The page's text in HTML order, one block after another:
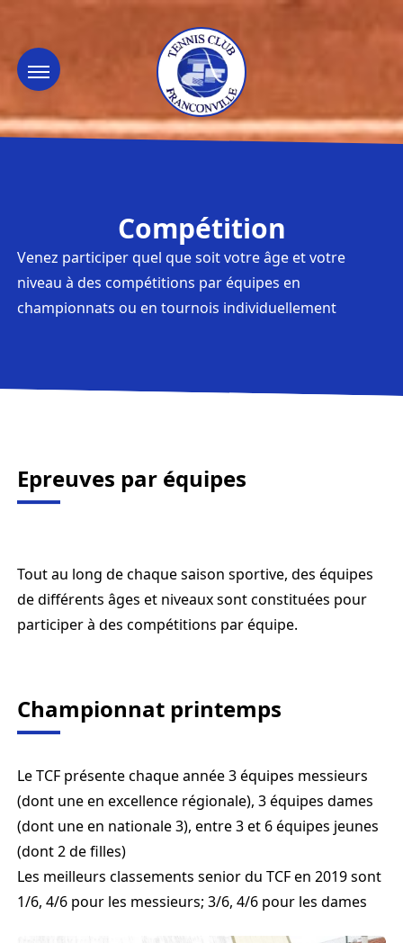
Compétition
Venez participer quel que soit votre âge et votre
niveau à des compétitions par équipes en
championnats ou en tournois individuellement
Epreuves par équipes
Tout au long de chaque saison sportive, des équipes
de différents âges et niveaux sont constituées pour
participer à des compétitions par équipe.
Championnat printemps
Le TCF présente chaque année 3 équipes messieurs
(dont une en excellence régionale), 3 équipes dames
(dont une en nationale 3), entre 3 et 6 équipes jeunes
(dont 2 de filles)
Les meilleurs classements senior du TCF en 2019 sont
1/6, 4/6 pour les messieurs; 3/6, 4/6 pour les dames